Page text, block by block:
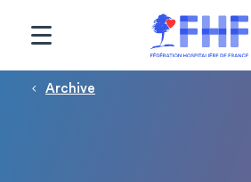
Fil d'Ariane
Archive
Panneau de gestion des cookies